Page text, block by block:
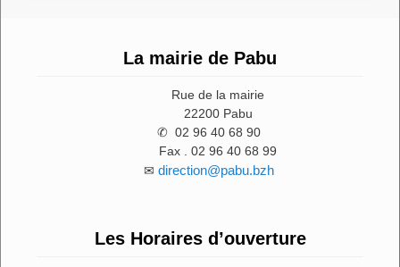
La mairie de Pabu
Rue de la mairie
22200 Pabu
✆ 02 96 40 68 90
Fax . 02 96 40 68 99
✉ direction@pabu.bzh
Les Horaires d’ouverture